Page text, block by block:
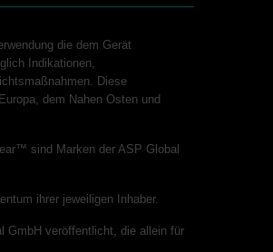
die dem Gerät
Indikationen,
Diese
dem Nahen Osten und
sind Marken der ASP Global
ihrer jeweiligen Inhaber.
GmbH veröffentlicht, die allein für